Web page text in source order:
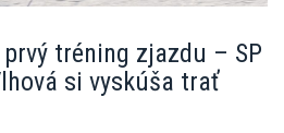
tréning zjazdu – SP
si vyskúša trať